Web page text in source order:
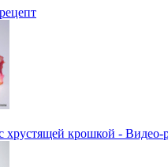
крошкой - Видео-